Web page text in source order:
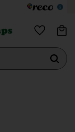
Favoritos